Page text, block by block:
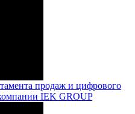
продаж и цифрового
IEK GROUP